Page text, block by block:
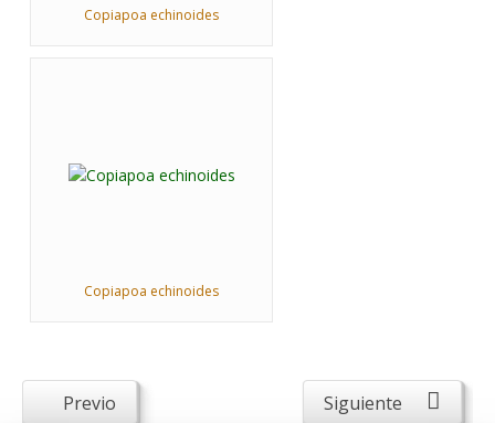
Copiapoa echinoides
Copiapoa echinoides
Previo Siguiente